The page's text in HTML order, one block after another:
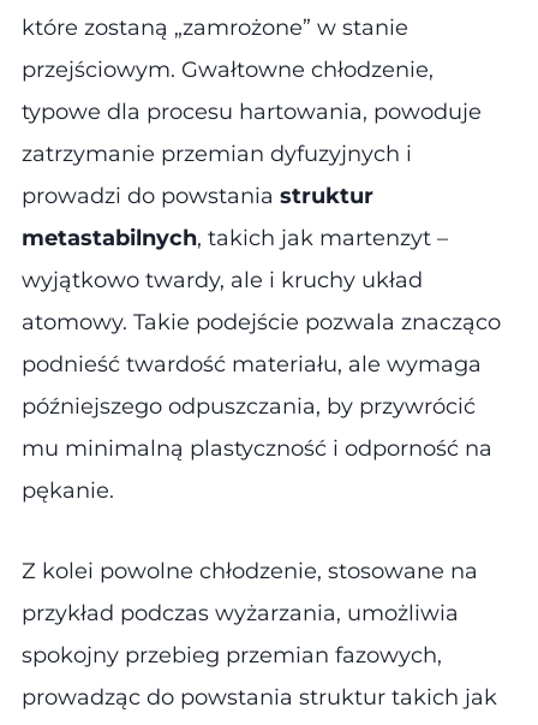
które zostaną „zamrożone” w stanie
przejściowym. Gwałtowne chłodzenie,
typowe dla procesu hartowania, powoduje
zatrzymanie przemian dyfuzyjnych i
prowadzi do powstania struktur
metastabilnych, takich jak martenzyt –
wyjątkowo twardy, ale i kruchy układ
atomowy. Takie podejście pozwala znacząco
podnieść twardość materiału, ale wymaga
późniejszego odpuszczania, by przywrócić
mu minimalną plastyczność i odporność na
pękanie.
Z kolei powolne chłodzenie, stosowane na
przykład podczas wyżarzania, umożliwia
spokojny przebieg przemian fazowych,
prowadząc do powstania struktur takich jak